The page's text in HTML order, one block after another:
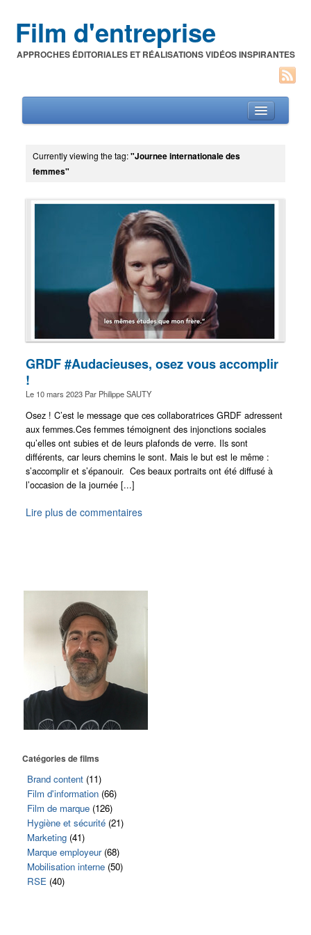
Film d'entreprise
APPROCHES ÉDITORIALES ET RÉALISATIONS VIDÉOS INSPIRANTES
Films d’entreprise
Festivals du film corporate
Currently viewing the tag:"Journee internationale des
femmes"
GRDF #Audacieuses, osez vous accomplir
!
Le 10 mars 2023Par Philippe SAUTY
Osez ! C’est le message que ces collaboratrices GRDF adressent
aux femmes.Ces femmes témoignent des injonctions sociales
qu’elles ont subies et de leurs plafonds de verre. Ils sont
différents, car leurs chemins le sont. Mais le but est le même :
s’accomplir et s’épanouir. Ces beaux portraits ont été diffusé à
l’occasion de la journée [...]
Lire plus de commentaires
Catégories de films
Brand content (11)
Film d'information (66)
Film de marque (126)
Hygiène et sécurité (21)
Marketing (41)
Marque employeur(68)
Mobilisation interne (50)
RSE (40)